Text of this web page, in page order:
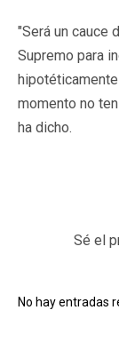
"Será un cauce
Supremo para
momento no
ha dicho.
Sé el
No hay entradas